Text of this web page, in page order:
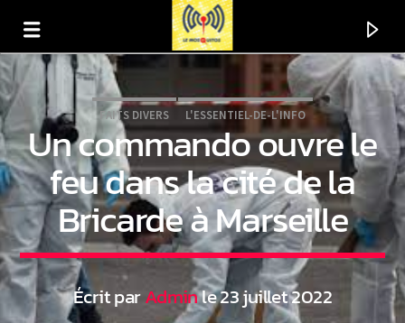
FAITS DIVERS L'ESSENTIEL-DE-L'INFO
Un commando ouvre le
feu dans la cité de la
Bricarde à Marseille
Écrit parAdminle 23 juillet 2022